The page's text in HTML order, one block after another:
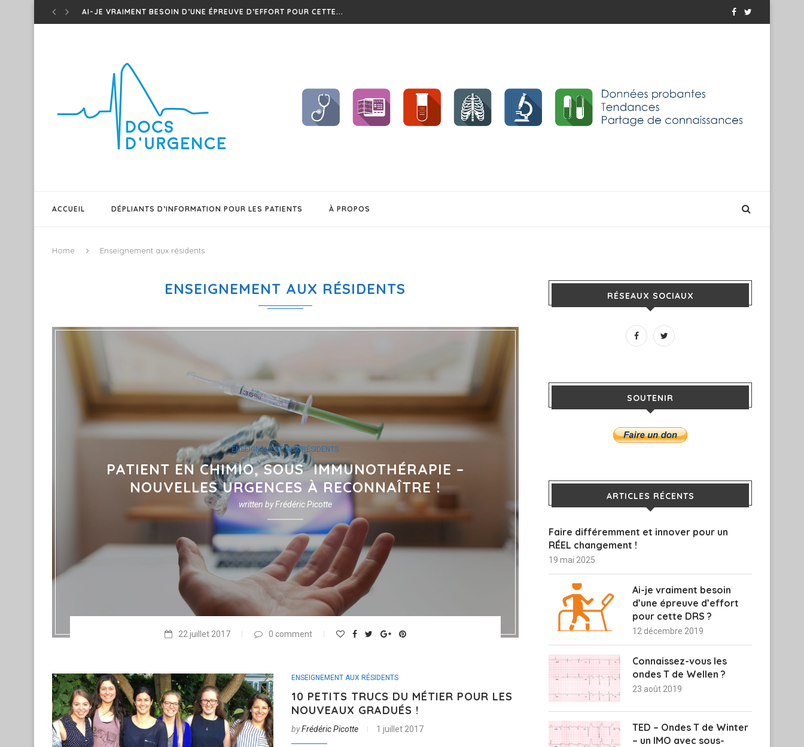
CONNAISSEZ-VOUS LES ONDES T DE WELLEN ?
TED – ONDES T DE WINTER – UN...
T.E.D – ONDES T ISCHÉMIQUES !
PATIENT GÉRIATRIQUE AGITÉ – QUELQUES TRUCS !!
SEPSIS 101 – EM CASES FRAPPE ENCORE DANS...
FAIRE DIFFÉREMMENT ET INNOVER POUR UN RÉEL CHANGEMENT...
ACCUEIL DÉPLIANTS D’INFORMATION POUR LES PATIENTS À PROPOS
Home Enseignement aux résidents
ENSEIGNEMENT AUX RÉSIDENTS
ENSEIGNEMENT AUX RÉSIDENTS
PATIENT EN CHIMIO, SOUS IMMUNOTHÉRAPIE –
NOUVELLES URGENCES À RECONNAÎTRE !
written byFrédéric Picotte
22 juillet 2017 0 comment
ENSEIGNEMENT AUX RÉSIDENTS
10 PETITS TRUCS DU MÉTIER POUR LES
NOUVEAUX GRADUÉS !
byFrédéric Picotte 1 juillet 2017
RÉSEAUX SOCIAUX
SOUTENIR
ARTICLES RÉCENTS
Faire différemment et innover pour un
RÉEL changement !
19 mai 2025
Ai-je vraiment besoin
d’une épreuve d’effort
pour cette DRS ?
12 décembre 2019
Connaissez-vous les
ondes T de Wellen ?
23 août 2019
TED – Ondes T de Winter
– un IMO avec sous-